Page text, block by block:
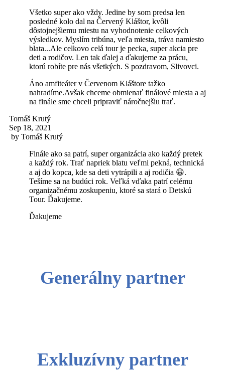
Všetko super ako vždy. Jedine by som predsa len
posledné kolo dal na Červený Kláštor, kvôli
dôstojnejšiemu miestu na vyhodnotenie celkových
výsledkov. Myslím tribúna, veľa miesta, tráva namiesto
blata...Ale celkovo celá tour je pecka, super akcia pre
deti a rodičov. Len tak ďalej a ďakujeme za prácu,
ktorú robíte pre nás všetkých. S pozdravom, Slivovci.
Áno amfiteáter v Červenom Kláštore tažko
nahradíme.Avšak chceme obmienať finálové miesta a aj
na finále sme chceli pripraviť náročnejšiu trať.
Tomáš Krutý
Sep 18, 2021
by Tomáš Krutý
Finále ako sa patrí, super organizácia ako každý pretek
a každý rok. Trať napriek blatu veľmi pekná, technická
a aj do kopca, kde sa deti vytrápili a aj rodičia 😀.
Tešíme sa na budúci rok. Veľká vďaka patrí celému
organizačnému zoskupeniu, ktoré sa stará o Detskú
Tour. Ďakujeme.
Ďakujeme
Generálny partner
Exkluzívny partner